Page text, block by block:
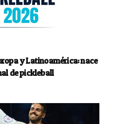
y Latinoamérica: nace
de pickleball